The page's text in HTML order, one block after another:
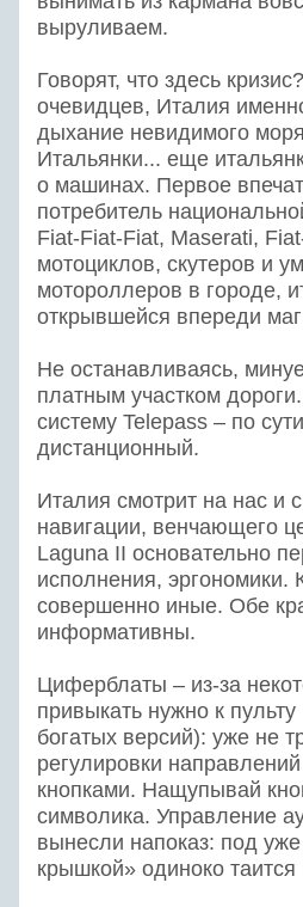
выруливаем.
Говорят, что здесь
очевидцев, Италия
дыхание невидимого
Итальянки... еще
о машинах. Первое
потребитель
Fiat-Fiat-Fiat, Maserati,
мотоциклов, скутеров и
мотороллеров в городе,
открывшейся впереди
Не останавливаясь,
платным участком
систему Telepass – по
дистанционный.
Италия смотрит на нас и
навигации, венчающего
Laguna II основательно
исполнения, эргономики.
совершенно иные. Обе
информативны.
Циферблаты – из-за
привыкать нужно к
богатых версий): уже не
регулировки
кнопками. Нащупывай
символика. Управление
вынесли напоказ: под
крышкой» одиноко